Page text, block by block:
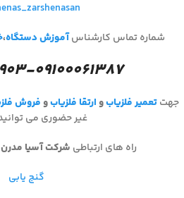
شماره تماس کارشناسآموزش دستگاه،
۰۹۰۱۴۴۴۴۹۰۳-
جهتتعمیر فلزیابوارتقا فلزیابوفروش
غیر حضوری می
راه های ارتباطی شرکت آسیا مدرن
گنج یابی